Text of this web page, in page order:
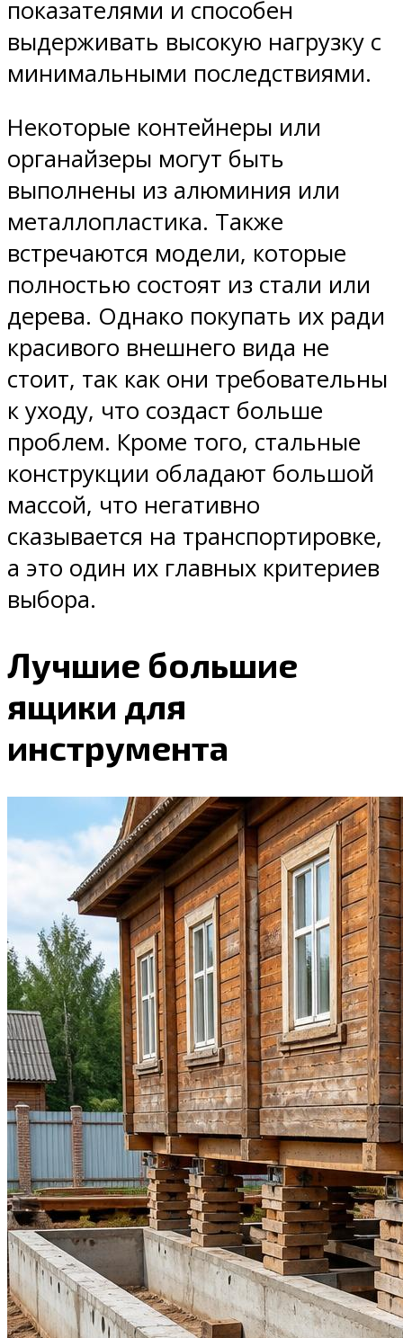
показателями и способен
выдерживать высокую нагрузку с
минимальными последствиями.
Некоторые контейнеры или
органайзеры могут быть
выполнены из алюминия или
металлопластика. Также
встречаются модели, которые
полностью состоят из стали или
дерева. Однако покупать их ради
красивого внешнего вида не
стоит, так как они требовательны
к уходу, что создаст больше
проблем. Кроме того, стальные
конструкции обладают большой
массой, что негативно
сказывается на транспортировке,
а это один их главных критериев
выбора.
Лучшие большие
ящики для
инструмента